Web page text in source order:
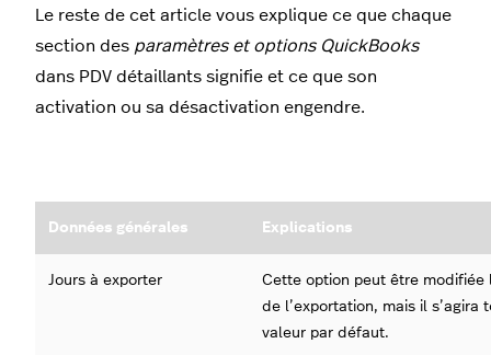
Le reste de cet article vous explique ce que chaque
section des paramètres et options QuickBooks
dans PDV détaillants signifie et ce que son
activation ou sa désactivation engendre.
Données générales Explications
Jours à exporter
Cette option peut être modifiée
de l’exportation, mais il s’agira
valeur par défaut.